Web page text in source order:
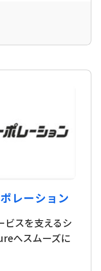
レーション
ビスを支えるシ
へスムーズに